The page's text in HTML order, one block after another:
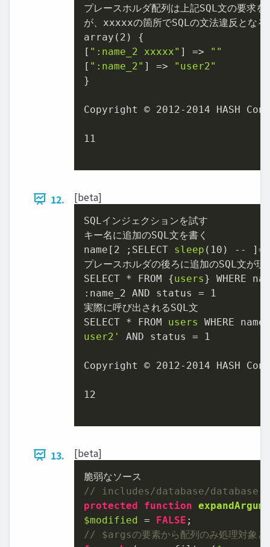
プレースホルダ配列は上記SQL文の要求
が、xxxxxの箇所でSQLの文法違反となる
array( 2 ) {
[ ":name_2 xxxxx" ] =>
""
[ ":name_2" ] =>
"user2"
}
Copyright © 2012- 2014 HASH
11
12. [beta]
SQLインジェクションを試す
キー名に追加のSQL文を書く
name[2 ;SELECT sleep (10) --
プレースホルダの後ろに追加のSQL文が現
SELECT * FROM {users} WHERE
:name_2 AND status = 1
実際に呼び出されるSQL文
SELECT * FROM users
WHERE
user2'
AND status = 1
Copyright © 2012-2014 HASH
12
13. [beta]
// includes/database/
protected
function
$modified = FALSE
// $argsの要素から配列のみ処理対象